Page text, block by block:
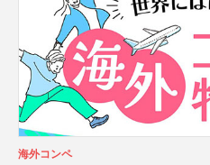
海外コンペ